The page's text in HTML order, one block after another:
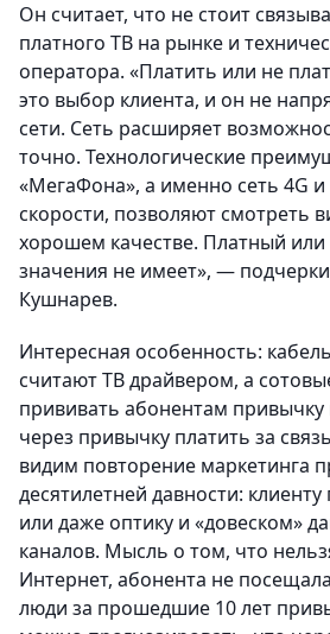
Он считает, что не стоит
платного ТВ на рынке и
оператора. «Платить или не
это выбор клиента, и он не
сети. Сеть расширяет
точно. Технологические
«МегаФона», а именно сеть 4G
скорости, позволяют смотреть
хорошем качестве. Платный
значения не имеет», —
Кушнарев.
Интересная особенность:
считают ТВ драйвером, а
прививать абонентам привычку
через привычку платить за
видим повторение маркетинга
десятилетней давности:
или даже оптику и «довеском»
каналов. Мысль о том, что
Интернет, абонента не
люди за прошедшие 10 лет